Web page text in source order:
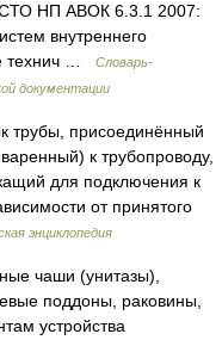
СТО НП АВОК 6.3.1 2007:
внутреннего
технич …
Словарь-
документации
присоединённый
к трубопроводу,
для подключения к
от принятого
энциклопедия
чаши (унитазы),
поддоны, раковины,
устройства